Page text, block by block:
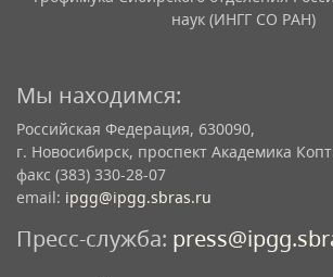
наук (ИНГГ СО РАН)
Мы находимся:
Российская Федерация, 630090,
г. Новосибирск, проспект Академика
факс (383) 330-28-07
email: ipgg@ipgg.sbras.ru
Пресс-служба: